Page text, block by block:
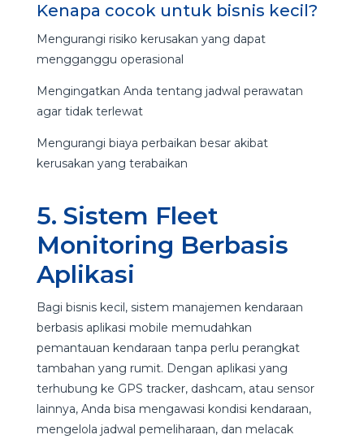
Kenapa cocok untuk bisnis kecil?
Mengurangi risiko kerusakan yang dapat
mengganggu operasional
Mengingatkan Anda tentang jadwal perawatan
agar tidak terlewat
Mengurangi biaya perbaikan besar akibat
kerusakan yang terabaikan
5. Sistem Fleet
Monitoring Berbasis
Aplikasi
Bagi bisnis kecil, sistem manajemen kendaraan
berbasis aplikasi mobile memudahkan
pemantauan kendaraan tanpa perlu perangkat
tambahan yang rumit. Dengan aplikasi yang
terhubung ke GPS tracker, dashcam, atau sensor
lainnya, Anda bisa mengawasi kondisi kendaraan,
mengelola jadwal pemeliharaan, dan melacak